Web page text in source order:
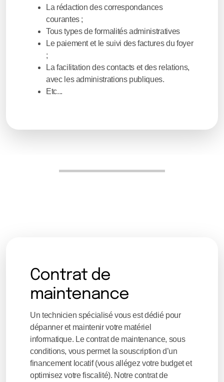
La rédaction des correspondances
courantes ;
Tous types de formalités administratives
Le paiement et le suivi des factures du foyer
;
La facilitation des contacts et des relations,
avec les administrations publiques.
Etc...
Contrat de
maintenance
Un technicien spécialisé vous est dédié pour
dépanner et maintenir votre matériel
informatique. Le contrat de maintenance, sous
conditions, vous permet la souscription d’un
financement locatif (vous allégez votre budget et
optimisez votre fiscalité). Notre contrat de